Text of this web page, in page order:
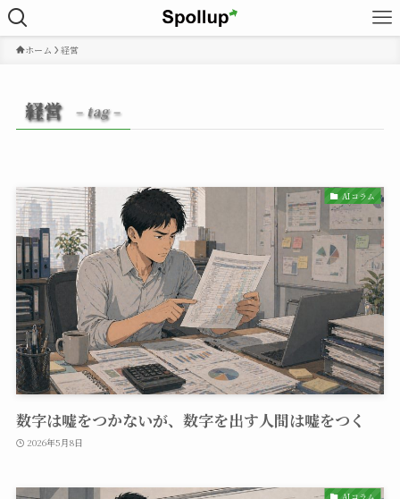
ホーム 経営
経営 – tag –
AIコラム
数字は嘘をつかないが、数字を出す人間は嘘をつく
2026年5月8日
AIコラム